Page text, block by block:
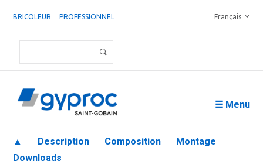
BRICOLEUR PROFESSIONNEL Français
☰ Menu
▲ Description Composition
Montage
Downloads